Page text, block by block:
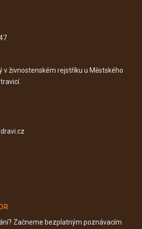
v živnostenském rejstříku u Městského
Začneme bezplatným poznávacím